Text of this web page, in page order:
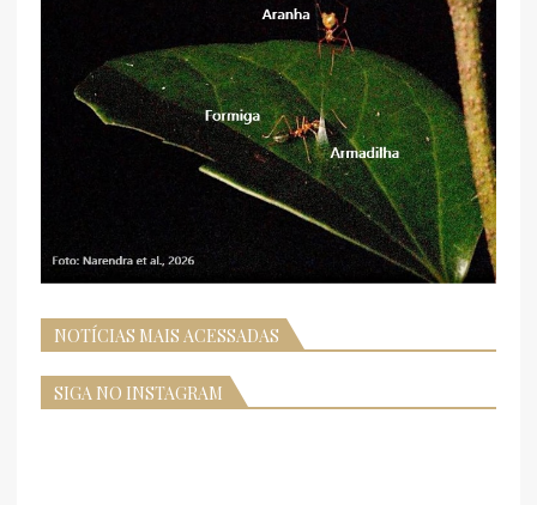
NOTÍCIAS MAIS ACESSADAS
SIGA NO INSTAGRAM